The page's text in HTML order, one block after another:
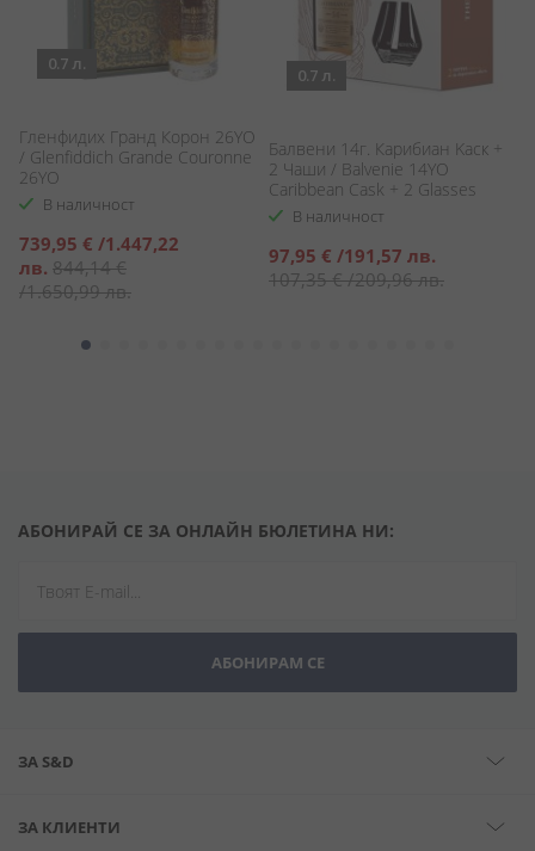
0.7 л.
Гленфидих Гранд Корон 26YO
/ Glenfiddich Grande Couronne
26YO
В наличност
Специална
цена
739,95 € /1.447,22
лв. 844,14 €
/1.650,99 лв.
0.7 л.
Балвени 14г. Карибиан Kаск +
2 Чаши / Balvenie 14YO
Caribbean Cask + 2 Glasses
В наличност
Специална
цена
97,95 € /191,57 лв.
107,35 €/209,96 лв.
АБОНИРАЙ СЕ ЗА ОНЛАЙН БЮЛЕТИНА НИ:
АБОНИРАМ СЕ
ЗА S&D
ЗА КЛИЕНТИ